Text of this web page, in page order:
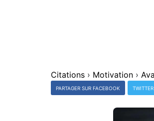
Citations › Motivation ›
PARTAGER SUR FACEBOOK TWITTER